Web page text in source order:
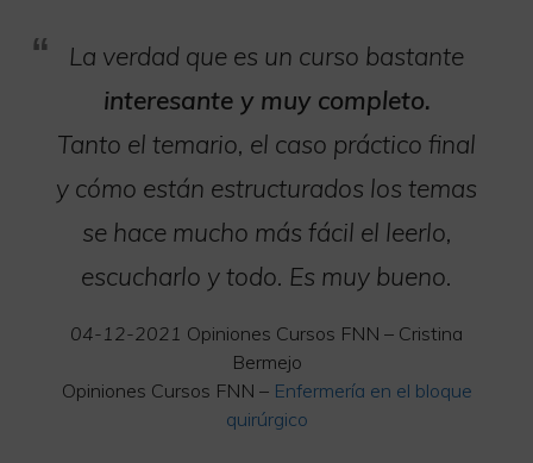
La verdad que es un curso bastante
interesante y muy completo.
Tanto el temario, el caso práctico final
y cómo están estructurados los temas
se hace mucho más fácil el leerlo,
escucharlo y todo. Es muy bueno.
04-12-2021 Opiniones Cursos FNN – Cristina
Bermejo
Opiniones Cursos FNN –Enfermería en el bloque
quirúrgico